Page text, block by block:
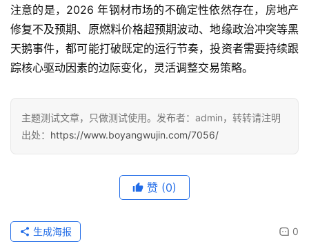
注意的是，2026 年钢材市场的不确定性依然存在，房地产
修复不及预期、原燃料价格超预期波动、地缘政治冲突等黑
天鹅事件，都可能打破既定的运行节奏，投资者需要持续跟
踪核心驱动因素的边际变化，灵活调整交易策略。
主题测试文章，只做测试使用。发布者：admin，转转请注明
出处： https://www.boyangwujin.com/7056/
赞 (0)
0
生成海报